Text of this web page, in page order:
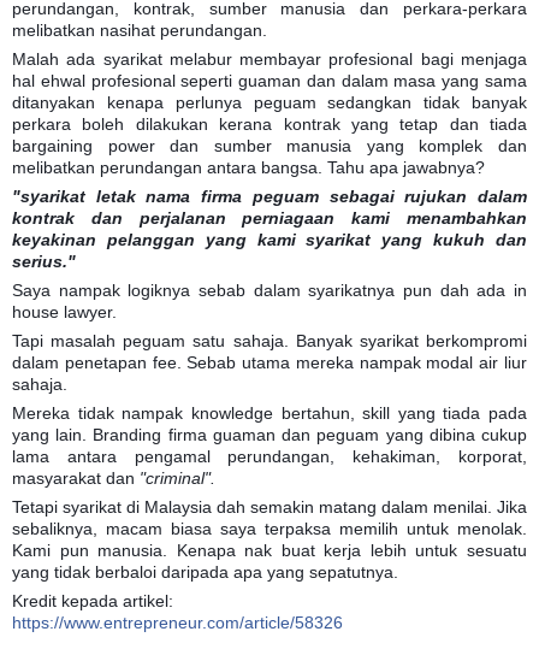
perundangan, kontrak, sumber manusia dan perkara-perkara
melibatkan nasihat perundangan.
Malah ada syarikat melabur membayar profesional bagi menjaga
hal ehwal profesional seperti guaman dan dalam masa yang sama
ditanyakan kenapa perlunya peguam sedangkan tidak banyak
perkara boleh dilakukan kerana kontrak yang tetap dan tiada
bargaining power dan sumber manusia yang komplek dan
melibatkan perundangan antara bangsa. Tahu apa jawabnya?
"syarikat letak nama firma peguam sebagai rujukan dalam
kontrak dan perjalanan perniagaan kami menambahkan
keyakinan pelanggan yang kami syarikat yang kukuh dan
serius."
Saya nampak logiknya sebab dalam syarikatnya pun dah ada in
house lawyer.
Tapi masalah peguam satu sahaja. Banyak syarikat berkompromi
dalam penetapan fee. Sebab utama mereka nampak modal air liur
sahaja.
Mereka tidak nampak knowledge bertahun, skill yang tiada pada
yang lain. Branding firma guaman dan peguam yang dibina cukup
lama antara pengamal perundangan, kehakiman, korporat,
masyarakat dan "criminal".
Tetapi syarikat di Malaysia dah semakin matang dalam menilai. Jika
sebaliknya, macam biasa saya terpaksa memilih untuk menolak.
Kami pun manusia. Kenapa nak buat kerja lebih untuk sesuatu
yang tidak berbaloi daripada apa yang sepatutnya.
Kredit kepada artikel:
https://www.entrepreneur.com/article/58326